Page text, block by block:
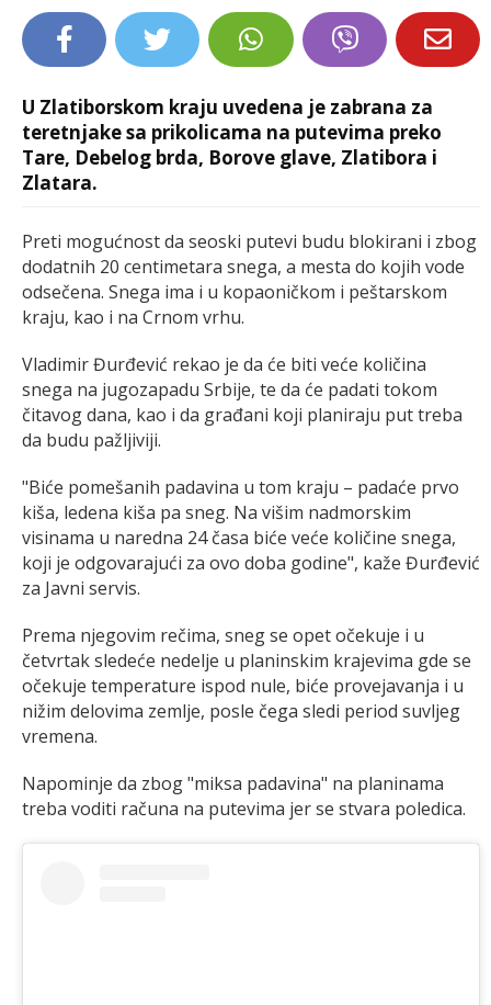
LIFESTYLE
U Zlatiborskom kraju uvedena je zabrana za
teretnjake sa prikolicama na putevima preko
Tare, Debelog brda, Borove glave, Zlatibora i
Zlatara.
Preti mogućnost da seoski putevi budu blokirani i zbog
dodatnih 20 centimetara snega, a mesta do kojih vode
odsečena. Snega ima i u kopaoničkom i peštarskom
kraju, kao i na Crnom vrhu.
Vladimir Đurđević rekao je da će biti veće količina
snega na jugozapadu Srbije, te da će padati tokom
čitavog dana, kao i da građani koji planiraju put treba
da budu pažljiviji.
"Biće pomešanih padavina u tom kraju – padaće prvo
kiša, ledena kiša pa sneg. Na višim nadmorskim
visinama u naredna 24 časa biće veće količine snega,
koji je odgovarajući za ovo doba godine", kaže Đurđević
za Javni servis.
Prema njegovim rečima, sneg se opet očekuje i u
četvrtak sledeće nedelje u planinskim krajevima gde se
očekuje temperature ispod nule, biće provejavanja i u
nižim delovima zemlje, posle čega sledi period suvljeg
vremena.
Napominje da zbog "miksa padavina" na planinama
treba voditi računa na putevima jer se stvara poledica.